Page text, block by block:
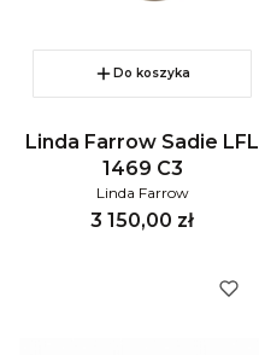
Do koszyka
Linda Farrow Sadie LFL
1469 C3
Linda Farrow
Cena
3 150,00 zł